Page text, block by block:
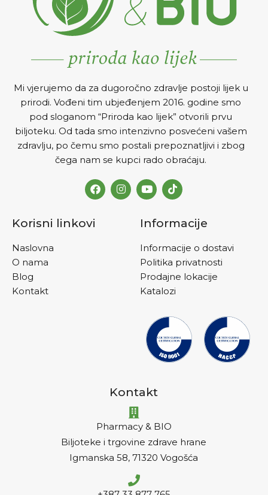
dokazane učinkovitosti za
nježnu kožu i kožu bez akni.
mitisere i mrlje te održava
pore čistim. Nim djeluje
akni i zajedno sa kurkumom
smanjuje iritacije. Aloe vera
poznata po svojim
umirujućim svojstvima
pomaže u održavanju kože
glatkom i svježom. Ne
Mi vjerujemo da za dugoročno zdravlje postoji lijek u
prirodi. Vođeni tim ubjeđenjem 2016. godine smo
pod sloganom “Priroda kao lijek” otvorili prvu
biljoteku. Od tada smo intenzivno posvećeni vašem
zdravlju, po čemu smo postali prepoznatljivi i zbog
čega nam se kupci rado obraćaju.
Korisni linkovi
Naslovna
O nama
Blog
Kontakt
Informacije
Informacije o dostavi
Politika privatnosti
Prodajne lokacije
Katalozi
Kontakt
Pharmacy & BIO
Biljoteke i trgovine zdrave hrane
Igmanska 58, 71320 Vogošća